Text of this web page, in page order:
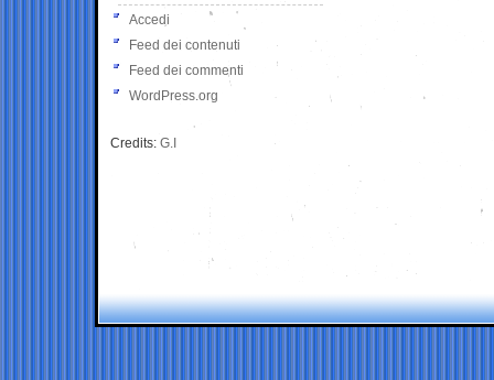
Accedi
Feed dei contenuti
Feed dei commenti
WordPress.org
Credits: G.I